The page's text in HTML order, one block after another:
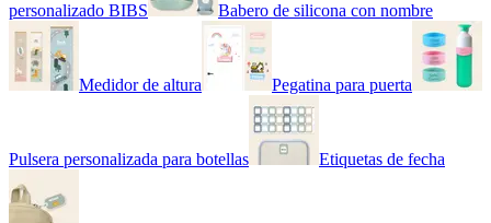
personalizado BIBS Babero de silicona con nombre
Medidor de altura Pegatina para puerta
Pulsera personalizada para botellas Etiquetas de fecha